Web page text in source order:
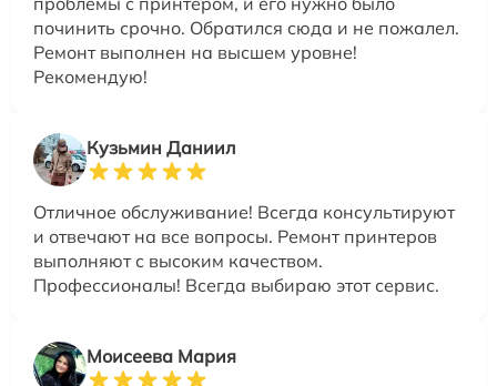
починить срочно. Обратился сюда и не пожалел.
Ремонт выполнен на высшем уровне!
Рекомендую!
Кузьмин Даниил
Отличное обслуживание! Всегда консультируют
и отвечают на все вопросы. Ремонт принтеров
выполняют с высоким качеством.
Профессионалы! Всегда выбираю этот сервис.
Моисеева Мария